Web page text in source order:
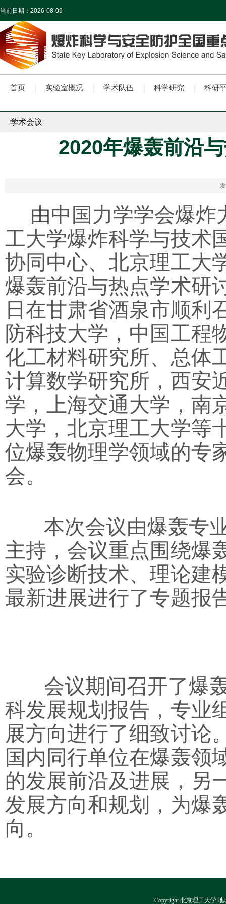
当前日期： 2026-08-09
首页 实验室概况 学术队伍 科学研究 科研
学术会议
2020年爆轰前沿
由中国力学学会爆
工大学爆炸科学与技术
协同中心、北京理工大
爆轰前沿与热点学术研
日在甘肃省酒泉市顺利
防科技大学，中国工程
化工材料研究所、总体
计算数学研究所，西安
学，上海交通大学，南
大学，北京理工大学等
位爆轰物理学领域的专
会。
本次会议由爆轰专业
主持，会议重点围绕爆
实验诊断技术、理论建
最新进展进行了专题报
会议期间召开了爆轰
科发展规划报告，专业
展方向进行了细致讨论
国内同行单位在爆轰领
的发展前沿及进展，另
发展方向和规划，为爆
向。
Copyright 北京理工大学